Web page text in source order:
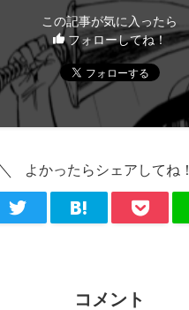
この記事が気に入ったら
フォローしてね！
よかったらシェアしてね！
コメント